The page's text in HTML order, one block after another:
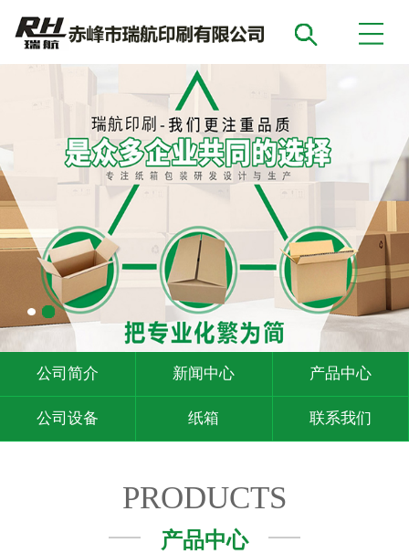
公司简介 新闻中心 产品中心
公司设备 纸箱 联系我们
PRODUCTS
产品中心